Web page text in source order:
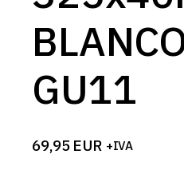
GU11
69,95 EUR +IVA